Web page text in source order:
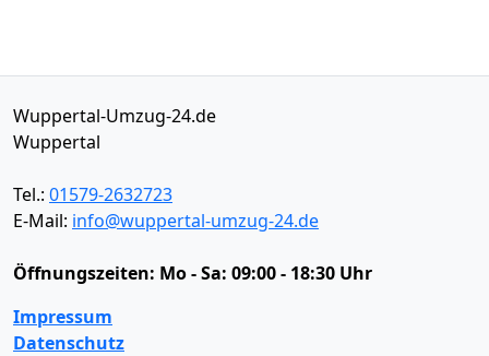
Wuppertal-Umzug-24.de
Wuppertal
Tel.: 01579-2632723
E-Mail: info@wuppertal-umzug-24.de
Öffnungszeiten: Mo - Sa: 09:00 - 18:30 Uhr
Impressum
Datenschutz